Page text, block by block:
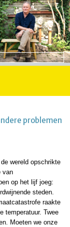
problemen
wereld opschrikte
van
op het lijf joeg:
steden.
raakte
temperatuur. Twee
Moeten we onze